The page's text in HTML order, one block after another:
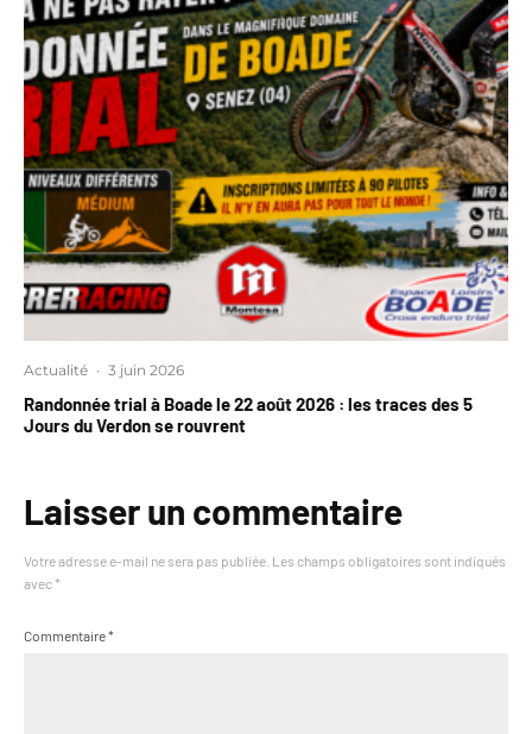
Actualité · 3 juin 2026
Randonnée trial à Boade le 22 août 2026 : les traces des 5
Jours du Verdon se rouvrent
Laisser un commentaire
Votre adresse e-mail ne sera pas publiée. Les champs obligatoires sont indiqués
avec *
Commentaire*